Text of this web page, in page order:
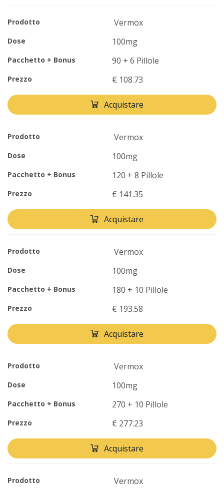
Prodotto Vermox
Dose 100mg
Pacchetto + Bonus 90 + 6 Pillole
Prezzo € 108.73
Acquistare
Prodotto Vermox
Dose 100mg
Pacchetto + Bonus 120 + 8 Pillole
Prezzo € 141.35
Acquistare
Prodotto Vermox
Dose 100mg
Pacchetto + Bonus 180 + 10 Pillole
Prezzo € 193.58
Acquistare
Prodotto Vermox
Dose 100mg
Pacchetto + Bonus 270 + 10 Pillole
Prezzo € 277.23
Acquistare
Prodotto Vermox